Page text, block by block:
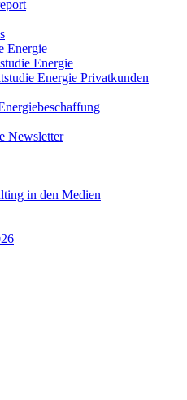
Energie
Energie
Energie Privatkunden
Newsletter
in den Medien